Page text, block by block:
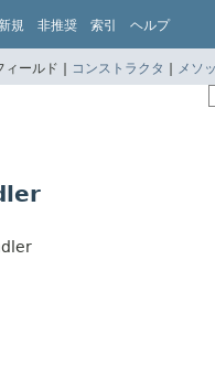
新規 非推奨 索引 ヘルプ
ィールド | コンストラクタ | メソ